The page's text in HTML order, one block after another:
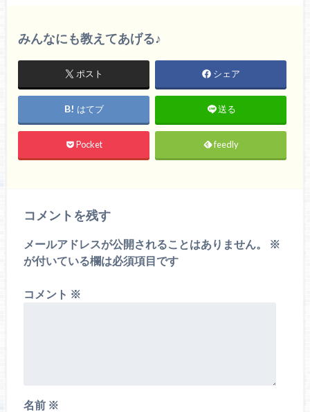
みんなにも教えてあげる♪
ポスト シェア
はてブ 送る
Pocket feedly
コメントを残す
メールアドレスが公開されることはありません。
※
が付いている欄は必須項目です
コメント ※
名前 ※